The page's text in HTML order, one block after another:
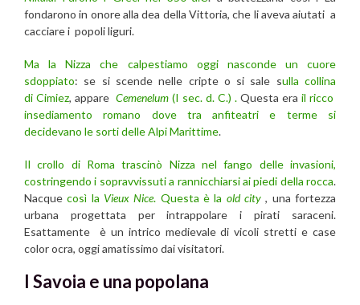
fondarono in onore alla dea della Vittoria, che li aveva aiutati a
cacciare i popoli liguri.
Ma la Nizza che calpestiamo oggi nasconde un cuore
sdoppiato: se si scende nelle cripte o si sale sulla collina
di Cimiez, appare Cemenelum (I sec. d. C.) . Questa era il ricco
insediamento romano dove tra anfiteatri e terme si
decidevano le sorti delle Alpi Marittime.
Il crollo di Roma trascinò Nizza nel fango delle invasioni,
costringendo i sopravvissuti a rannicchiarsi ai piedi della rocca.
Nacquecosì la Vieux Nice. Questa è la old city , una fortezza
urbana progettata per intrappolare i pirati saraceni.
Esattamente è un intrico medievale di vicoli stretti e case
color ocra, oggi amatissimo dai visitatori.
I Savoia e una popolana